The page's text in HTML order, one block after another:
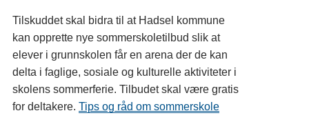
Tilskuddet skal bidra til at Hadsel kommune
kan opprette nye sommerskoletilbud slik at
elever i grunnskolen får en arena der de kan
delta i faglige, sosiale og kulturelle aktiviteter i
skolens sommerferie. Tilbudet skal være gratis
for deltakere. Tips og råd om sommerskole